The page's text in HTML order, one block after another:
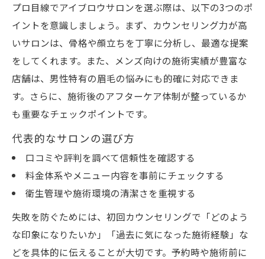
プロ目線でアイブロウサロンを選ぶ際は、以下の3つのポ
イントを意識しましょう。まず、カウンセリング力が高
いサロンは、骨格や顔立ちを丁寧に分析し、最適な提案
をしてくれます。また、メンズ向けの施術実績が豊富な
店舗は、男性特有の眉毛の悩みにも的確に対応できま
す。さらに、施術後のアフターケア体制が整っているか
も重要なチェックポイントです。
代表的なサロンの選び方
口コミや評判を調べて信頼性を確認する
料金体系やメニュー内容を事前にチェックする
衛生管理や施術環境の清潔さを重視する
失敗を防ぐためには、初回カウンセリングで「どのよう
な印象になりたいか」「過去に気になった施術経験」な
どを具体的に伝えることが大切です。予約時や施術前に